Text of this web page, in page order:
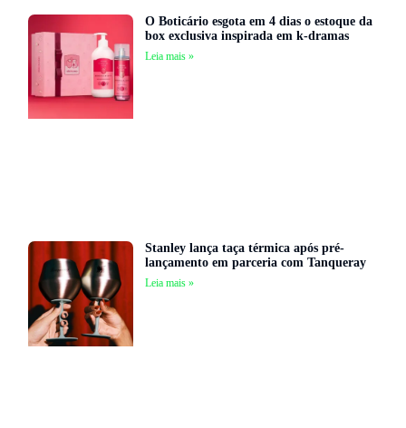
O Boticário esgota em 4 dias o estoque da
box exclusiva inspirada em k-dramas
Leia mais »
Stanley lança taça térmica após pré-
lançamento em parceria com Tanqueray
Leia mais »